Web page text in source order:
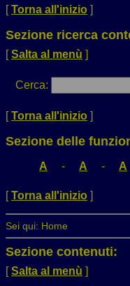
[Torna all'inizio ]
Sezione ricerca
[Salta al menù ]
Cerca:
[Torna all'inizio ]
Sezione delle
A - A - A
[Torna all'inizio ]
Sei qui: Home
Sezione contenuti:
[Salta al menù ]